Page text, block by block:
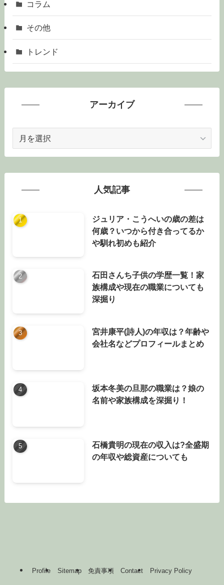
コラム
その他
トレンド
アーカイブ
カ
イ
人気記事
ジュリア・こうへいの歳の差は
何歳？いつから付き合ってるか
や馴れ初めも紹介
石田さんち子供の学歴一覧！家
族構成や現在の職業についても
深掘り
宮井康平(詩人)の年収は？年齢や
会社名などプロフィールまとめ
坂本冬美の旦那の職業は？娘の
名前や家族構成を深掘り！
石橋貴明の現在の収入は?全盛期
の年収や総資産についても
Profile Sitemap 免責事項 Contact Privacy Policy